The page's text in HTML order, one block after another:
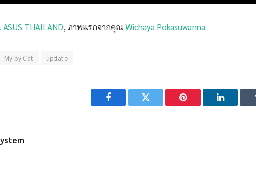
THAILAND, ภาพแรกจากคุณ Wichaya Pokasuwanna
My by Cat update
Facebook Twitter Pinterest LinkedIn